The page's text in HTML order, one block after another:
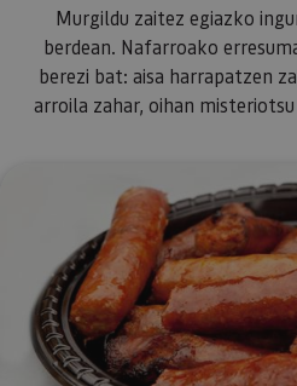
Murgildu zaitez egiazko
berdean. Nafarroako
berezi bat: aisa harrapatzen
arroila zahar, oihan